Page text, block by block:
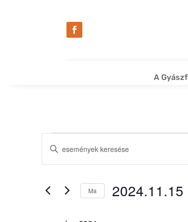
A
Események
Események
keresése
és
nézet
választás
Írja
keresőszót.
Keresse
a
Ma 2024.11.15